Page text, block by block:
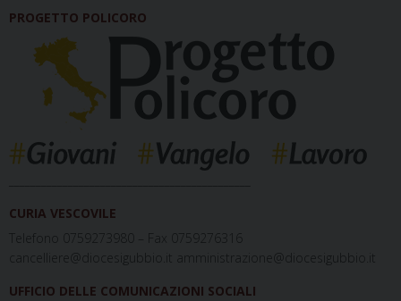
PROGETTO POLICORO
CURIA VESCOVILE
Telefono 0759273980 – Fax 0759276316
cancelliere@diocesigubbio.it amministrazione@diocesigubbio.it
UFFICIO DELLE COMUNICAZIONI SOCIALI